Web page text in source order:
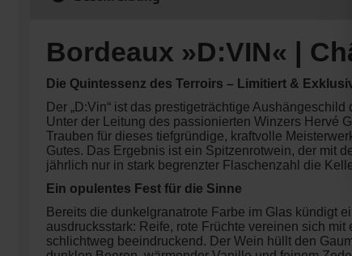
Bordeaux »D:VIN« |
Die Quintessenz des Terroirs – Limitiert &
Der „D:Vin“ ist das prestigeträchtige
Unter der Leitung des passionierten Winzers Hervé
Trauben für dieses tiefgründige, kraftvolle
Gutes. Das Ergebnis ist ein Spitzenrotwein, der mit
jährlich nur in stark begrenzter Flaschenzahl die
Ein opulentes Fest für die Sinne
Bereits die dunkelgranatrote Farbe im Glas kündigt
ausdrucksstark: Reife, rote Früchte vereinen sich
schlichtweg beeindruckend. Der Wein hüllt den